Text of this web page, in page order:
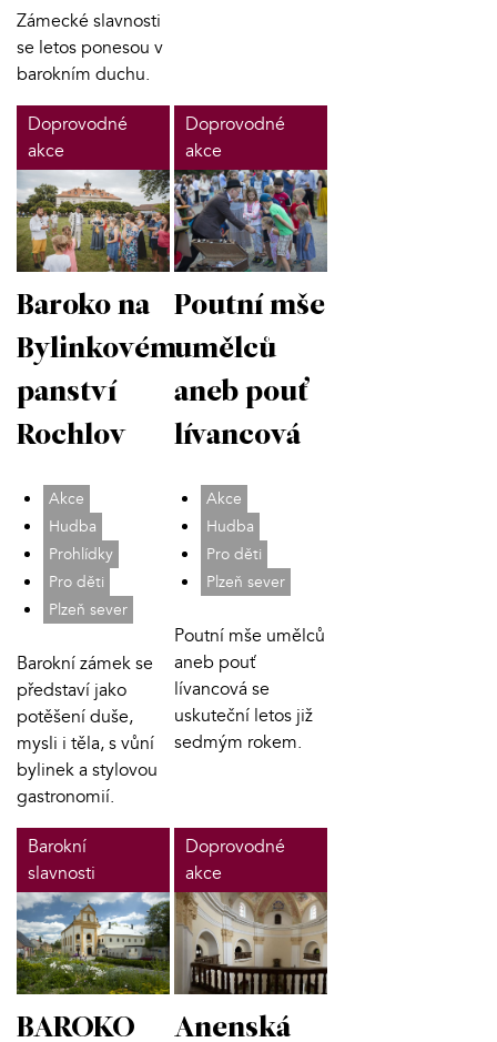
Zámecké slavnosti
se letos ponesou v
barokním duchu.
Doprovodné
akce
Baroko na
Bylinkovém
panství
Rochlov
Akce
Hudba
Prohlídky
Pro děti
Plzeň sever
Barokní zámek se
představí jako
potěšení duše,
mysli i těla, s vůní
bylinek a stylovou
gastronomií.
Doprovodné
akce
Poutní mše
umělců
aneb pouť
lívancová
Akce
Hudba
Pro děti
Plzeň sever
Poutní mše umělců
aneb pouť
lívancová se
uskuteční letos již
sedmým rokem.
Barokní
slavnosti
BAROKO
Doprovodné
akce
Anenská